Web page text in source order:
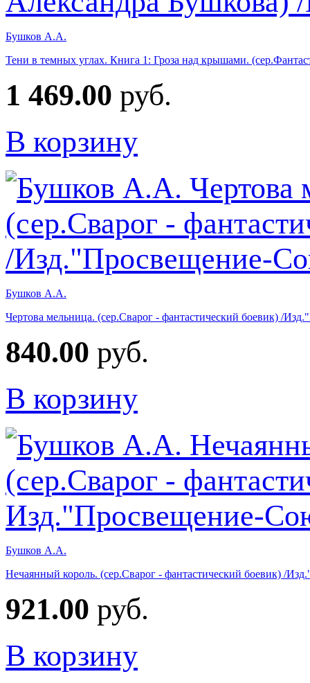
Бушков А.А.
Тени в темных углах. Книга 1: Гроза над крышами.
1 469.00 руб.
В корзину
Бушков А.А.
Чертова мельница. (сер.Сварог - фантастический боевик) /
840.00 руб.
В корзину
Бушков А.А.
Нечаянный король. (сер.Сварог - фантастический боевик) /
921.00 руб.
В корзину